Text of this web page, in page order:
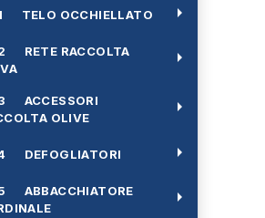
TELO OCCHIELLATO arrow_right
RETE RACCOLTA
arrow_right
ACCESSORI
OLIVE
arrow_right
DEFOGLIATORI arrow_right
ABBACCHIATORE
arrow_right